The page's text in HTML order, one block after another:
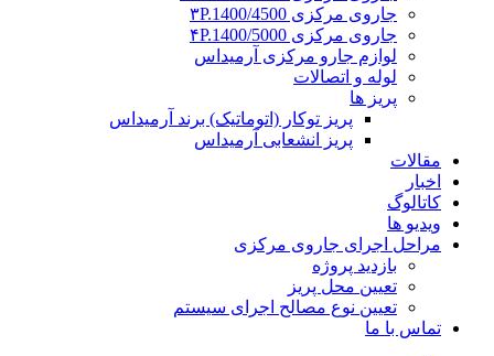
جاروی مرکزی ۳P.1400/4500
جاروی مرکزی ۴P.1400/5000
لوازم جارو مرکزی آرمیداس
لوله و اتصالات
پریز ها
پریز توکار (اتوماتیک) برند آرمیداس
پریز انشعابی آرمیداس
مقالات
اخبار
کاتالوگ
ویدیو ها
مراحل اجرای جاروی مرکزی
بازدید پروژه
تعیین محل پریز
تعیین نوع مصالح اجرای سیستم
تماس با ما